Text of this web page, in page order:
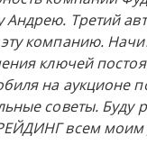
Третий
компанию.
ключей
на аукционе
советы. Буду
всем моим